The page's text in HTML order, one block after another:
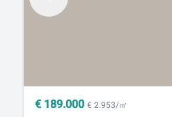
€ 189.000 € 2.953/㎡